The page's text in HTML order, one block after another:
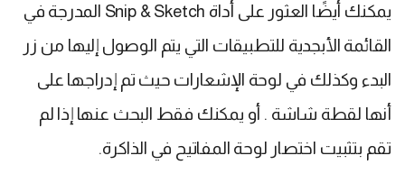
يمكنك أيضًا العثور على أداة Snip & Sketch المدرجة في
القائمة الأبجدية للتطبيقات التي يتم الوصول إليها من زر
البدء وكذلك في لوحة الإشعارات حيث تم إدراجها على
أنها لقطة شاشة . أو يمكنك فقط البحث عنها إذا لم
تقم بتثبيت اختصار لوحة المفاتيح في الذاكرة.